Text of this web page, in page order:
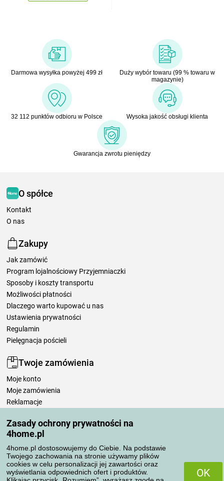
Zasady ochrony prywatności na
4home.pl
4home.pl dostosowujemy do Ciebie. Na podstawie
Twojego zachowania na stronie używamy plików
cookies w celu personalizacji jej zawartości oraz
wyświetlania odpowiednich ofert i produktów.
OK
Darmowa wysyłka powyżej 499 zł
Duży wybór towaru (99 % towaru w
magazynie)
32 112 punktów odbioru w Polsce Wysoka jakość obsługi klienta
Gwarancja zwrotu pieniędzy
O spółce
Kontakt
O nas
Zakupy
Jak zamówić
Program lojalnościowy Przyjemniaczki
Sposoby i koszty transportu
Możliwości płatności
Dlaczego warto kupować u nas
Ustawienia prywatności
Regulamin
Pielęgnacja pościeli
Twoje zamówienia
Moje konto
Moje zamówienia
Reklamacje
Zasady przetwarzania recenzji
Sposoby transportu